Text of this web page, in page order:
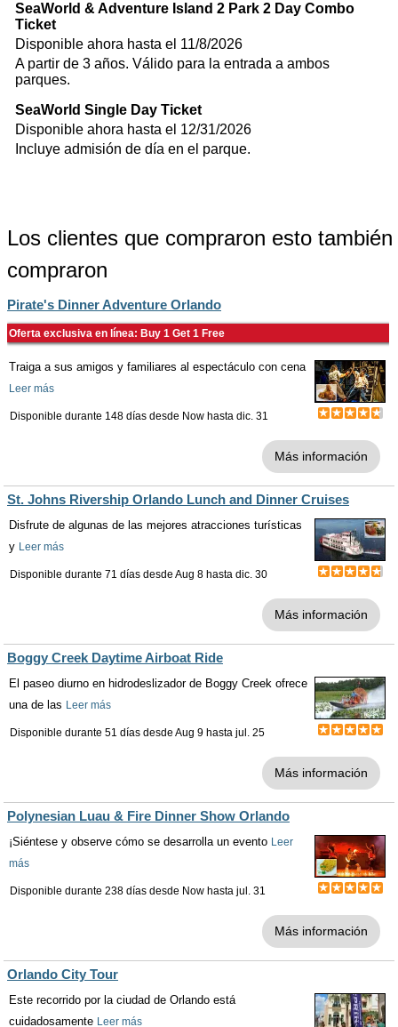
SeaWorld & Adventure Island 2 Park 2 Day Combo
Ticket
Disponible ahora hasta el 11/8/2026
A partir de 3 años. Válido para la entrada a ambos
parques.
SeaWorld Single Day Ticket
Disponible ahora hasta el 12/31/2026
Incluye admisión de día en el parque.
Los clientes que compraron esto también
compraron
Pirate's Dinner Adventure Orlando
Oferta exclusiva en línea: Buy 1 Get 1 Free
Traiga a sus amigos y familiares al espectáculo con cena
Leer más
Disponible durante 148 días desde Now hasta dic. 31
Más información
St. Johns Rivership Orlando Lunch and Dinner Cruises
Disfrute de algunas de las mejores atracciones turísticas
y Leer más
Disponible durante 71 días desde Aug 8 hasta dic. 30
Más información
Boggy Creek Daytime Airboat Ride
El paseo diurno en hidrodeslizador de Boggy Creek ofrece
una de las Leer más
Disponible durante 51 días desde Aug 9 hasta jul. 25
Más información
Polynesian Luau & Fire Dinner Show Orlando
¡Siéntese y observe cómo se desarrolla un evento Leer
más
Disponible durante 238 días desde Now hasta jul. 31
Más información
Orlando City Tour
Este recorrido por la ciudad de Orlando está
cuidadosamente Leer más